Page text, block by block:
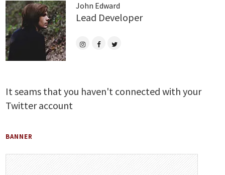
John Edward
Lead Developer
It seams that you haven't connected with your
Twitter account
BANNER